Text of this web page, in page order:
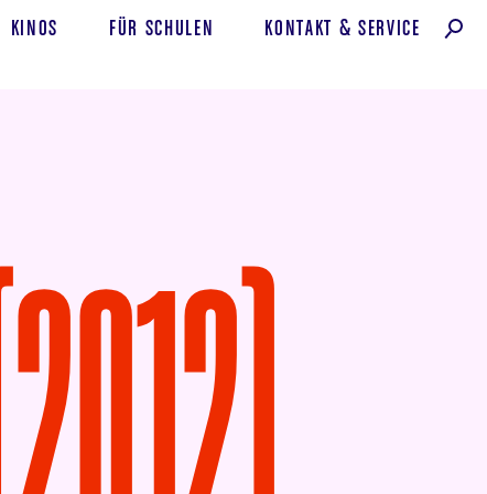
KINOS FÜR SCHULEN KONTAKT & SERVICE